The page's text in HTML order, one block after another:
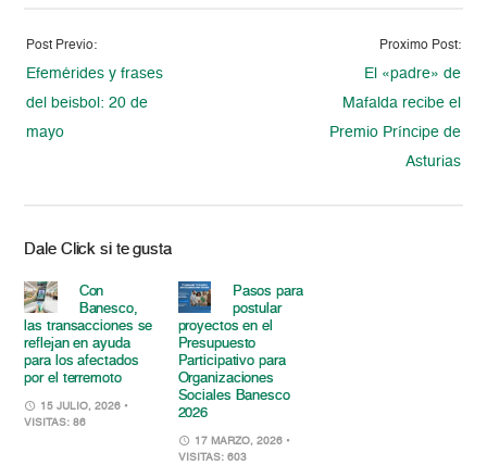
Post Previo:
Efemérides y frases
del beisbol: 20 de
mayo
Proximo Post:
El «padre» de
Mafalda recibe el
Premio Príncipe de
Asturias
Dale Click si te gusta
Con
Banesco,
las transacciones se
reflejan en ayuda
para los afectados
por el terremoto
15 JULIO, 2026 •
VISITAS: 86
Pasos para
postular
proyectos en el
Presupuesto
Participativo para
Organizaciones
Sociales Banesco
2026
17 MARZO, 2026 •
VISITAS: 603